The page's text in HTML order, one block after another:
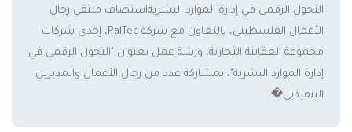
التحول الرقمي في إدارة الموارد البشريةاستضاف ملتقى رجال
الأعمال الفلسطيني، بالتعاون مع شركة PalTec، إحدى شركات
مجموعة العقابنة التجارية، ورشة عمل بعنوان "التحول الرقمي في
إدارة الموارد البشرية"، بمشاركة عدد من رجال الأعمال والمديرين
التنفيذيي�...
المزيد